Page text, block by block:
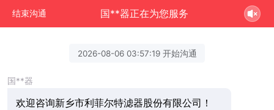
结束沟通 国**器正在为您服务
2026-08-06 03:57:19 开始沟通
国**器
欢迎咨询新乡市利菲尔特滤器股份有限公司！